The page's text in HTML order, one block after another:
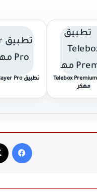
تطبيق Telebox Premium
مهكر
تطبيق iPlayer Pro مهكر
فيسبوك